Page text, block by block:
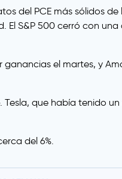
del PCE más sólidos de
El S&P 500 cerró con
el martes, y
que había tenido
del 6%.